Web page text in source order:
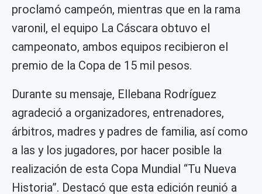
proclamó campeón, mientras que en la rama
varonil, el equipo La Cáscara obtuvo el
campeonato, ambos equipos recibieron el
premio de la Copa de 15 mil pesos.
Durante su mensaje, Ellebana Rodríguez
agradeció a organizadores, entrenadores,
árbitros, madres y padres de familia, así como
a las y los jugadores, por hacer posible la
realización de esta Copa Mundial “Tu Nueva
Historia”. Destacó que esta edición reunió a